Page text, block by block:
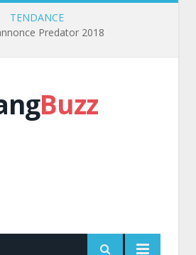
TENDANCE
Predator 2018
Buzz